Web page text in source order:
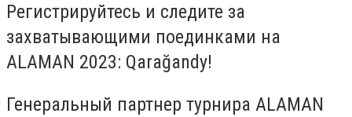
Регистрируйтесь и следите за
захватывающими поединками на
ALAMAN 2023: Qarağandy!
Генеральный партнер турнира ALAMAN